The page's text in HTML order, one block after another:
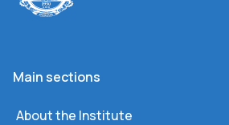
Main sections
About the Institute